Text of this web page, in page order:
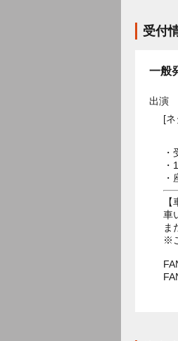
受付
一般
出演
[
車
ま
※